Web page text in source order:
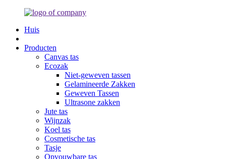
Huis
Producten
Canvas tas
Ecozak
Niet-geweven tassen
Gelamineerde Zakken
Geweven Tassen
Ultrasone zakken
Jute tas
Wijnzak
Koel tas
Cosmetische tas
Tasje
Opvouwbare tas